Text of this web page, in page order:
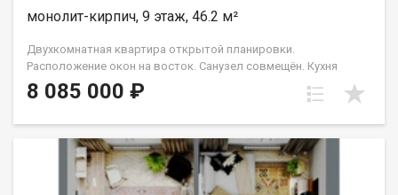
монолит-кирпич, 9 этаж, 46.2 м²
Двухкомнатная квартира открытой планировки.
Расположение окон на восток. Санузел совмещён. Кухня
выделена в нишу. Идеальное решение для первого жилья или
в качестве инвестиций. Прекрасно подойдет молодой семье
8 085 000 ₽